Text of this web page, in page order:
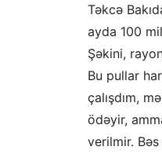
Təkcə
ayda 100
Şəkini,
Bu pullar
çalışdım,
ödəyir,
verilmir.